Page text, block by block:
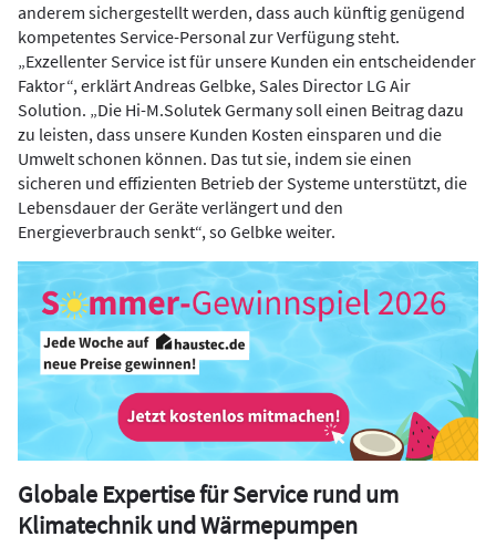
anderem sichergestellt werden, dass auch künftig genügend
kompetentes Service-Personal zur Verfügung steht.
„Exzellenter Service ist für unsere Kunden ein entscheidender
Faktor“, erklärt Andreas Gelbke, Sales Director LG Air
Solution. „Die Hi-M.Solutek Germany soll einen Beitrag dazu
zu leisten, dass unsere Kunden Kosten einsparen und die
Umwelt schonen können. Das tut sie, indem sie einen
sicheren und effizienten Betrieb der Systeme unterstützt, die
Lebensdauer der Geräte verlängert und den
Energieverbrauch senkt“, so Gelbke weiter.
Globale Expertise für Service rund um
Klimatechnik und Wärmepumpen